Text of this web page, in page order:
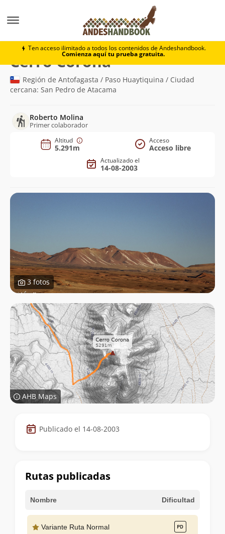
Ten acceso ilimitado a todos los contenidos de Andeshandbook.
Comienza aquí tu prueba gratuita.
Cerro Corona
Cerro Corona(5.291m)
Región de Antofagasta / Paso Huaytiquina / Ciudad
cercana: San Pedro de Atacama
Roberto Molina
Primer colaborador
Altitud
5.291m
Acceso
Acceso libre
Actualizado el
14-08-2003
3 fotos
AHB Maps
Datos
de
cumbre
Publicado el 14-08-2003
Rutas publicadas
Nombre Dificultad
Variante Ruta Normal